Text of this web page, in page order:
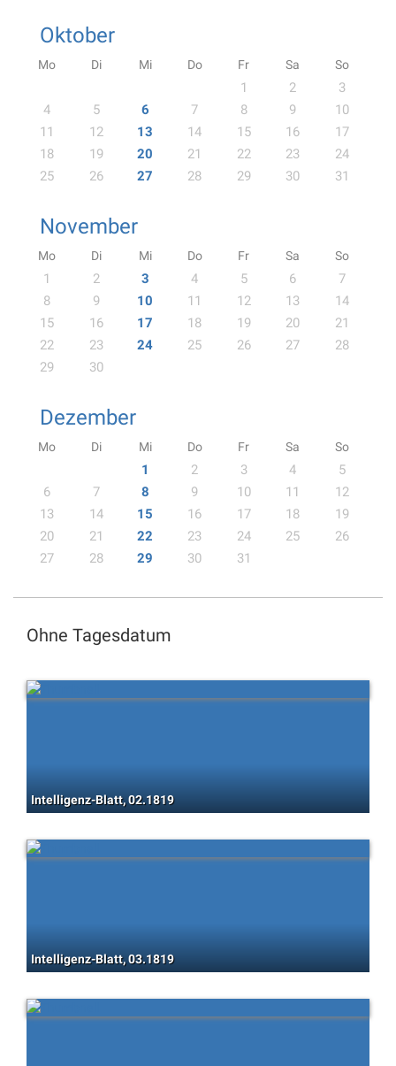
Oktober
Mo Di Mi Do Fr Sa So
1 2
3
4
5 6 7 8 9
10
11
12 13 14 15 16
17
18
19 20 21 22 23
24
25
26 27 28 29 30 31
November
Mo Di Mi Do Fr Sa So
1 2 3 4 5 6
7
8
9 10 11 12 13
14
15
16 17 18 19 20
21
22
23 24 25 26 27
28
29
30
Dezember
Mo Di Mi Do Fr Sa So
1 2 3 4
5
6
7 8 9 10 11
12
13
14 15 16 17 18
19
20
21 22 23 24 25
26
27
28 29 30 31
Ohne Tagesdatum
Intelligenz-Blatt, 02.1819
Intelligenz-Blatt, 03.1819